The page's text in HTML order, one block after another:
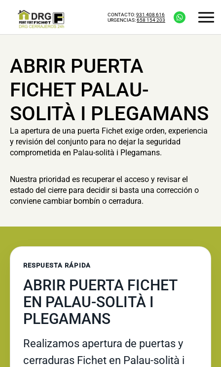
CONTACTO:931 408 616
URGENCIAS:658 154 203
ABRIR PUERTA
FICHET PALAU-
SOLITÀ I PLEGAMANS
La apertura de una puerta Fichet exige orden, experiencia
y revisión del conjunto para no dejar la seguridad
comprometida en Palau-solità i Plegamans.
Nuestra prioridad es recuperar el acceso y revisar el
estado del cierre para decidir si basta una corrección o
conviene cambiar bombín o cerradura.
RESPUESTA RÁPIDA
ABRIR PUERTA FICHET
EN PALAU-SOLITÀ I
PLEGAMANS
Realizamos apertura de puertas y
cerraduras Fichet en Palau-solità i